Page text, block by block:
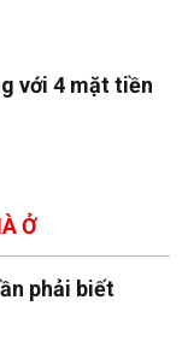
với 4 mặt tiền
Ở
phải biết